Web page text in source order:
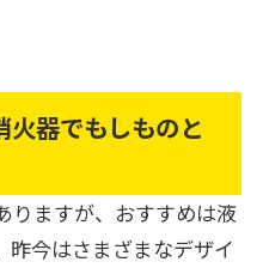
火器でもしものと
りますが、おすすめは液
昨今はさまざまなデザイ